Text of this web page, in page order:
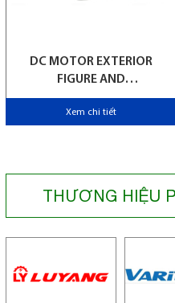
DC MOTOR EXTERIOR
FIGURE AND
SPECIFICATIONS TABLE
Xem chi tiết
THƯƠNG HIỆU